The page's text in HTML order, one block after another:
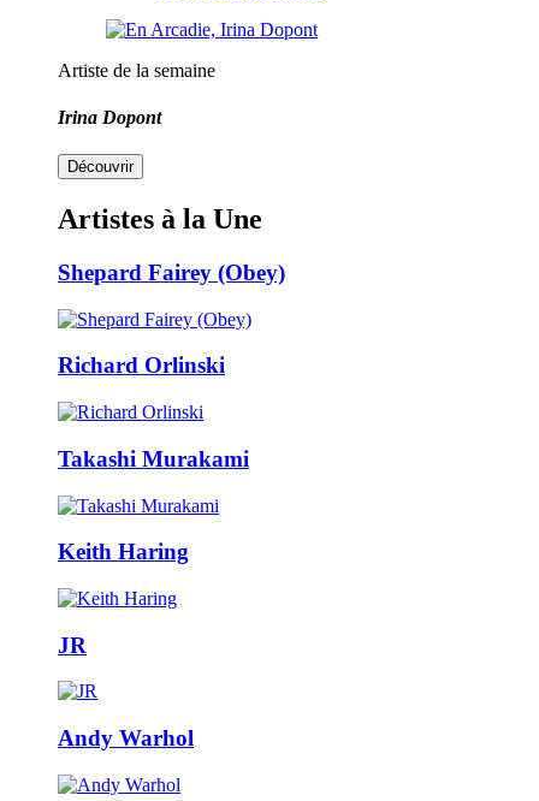
Artiste de la semaine
Irina Dopont
Découvrir
Artistes à la Une
Shepard Fairey (Obey)
Richard Orlinski
Takashi Murakami
Keith Haring
JR
Andy Warhol